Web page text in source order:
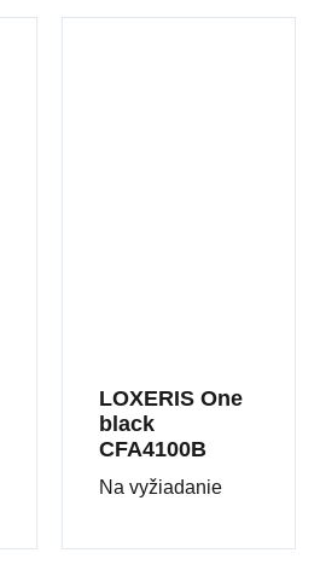
LOXERIS One
black
CFA4100B
Na vyžiadanie